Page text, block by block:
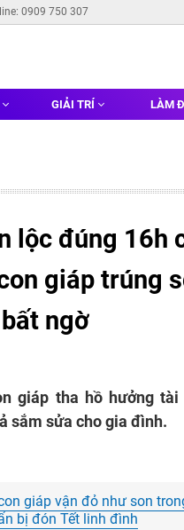
0909 750 307
GIẢI TRÍ LÀM
lộc đúng 16h
giáp trúng
ngờ
giáp tha hồ hưởng
sắm sửa cho gia đình.
giáp vận đỏ như son
bị đón Tết linh đình